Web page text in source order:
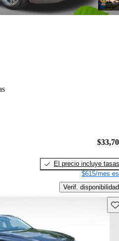
El precio incluye tasas
$615/mes
Verif. disponibilidad